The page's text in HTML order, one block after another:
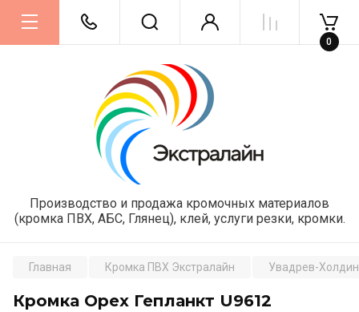
Производство и продажа кромочных материалов
(кромка ПВХ, АБС, Глянец), клей, услуги резки, кромки.
0
Главная Кромка ПВХ Экстралайн Увадрев-
Кромка Орех Гепланкт U9612